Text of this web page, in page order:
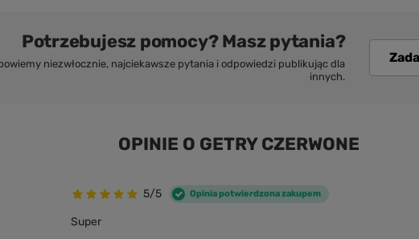
Potrzebujesz pomocy? Masz pytania?
niezwłocznie, najciekawsze pytania i odpowiedzi publikując dla
innych.
OPINIE O GETRY CZERWONE
5/5 Opinia potwierdzona zakupem
Super